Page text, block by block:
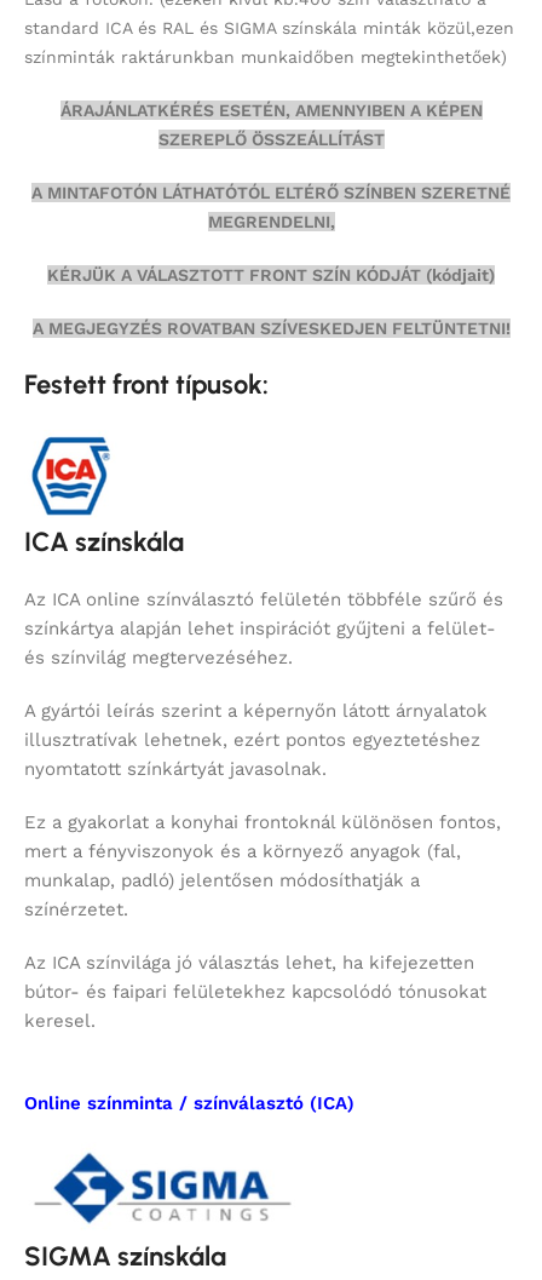
standard ICA és RAL és SIGMA színskála minták közül,ezen
színminták raktárunkban munkaidőben megtekinthetőek)
ÁRAJÁNLATKÉRÉS ESETÉN, AMENNYIBEN A KÉPEN
SZEREPLŐ ÖSSZEÁLLÍTÁST
A MINTAFOTÓN LÁTHATÓTÓL ELTÉRŐ SZÍNBEN SZERETNÉ
MEGRENDELNI,
KÉRJÜK A VÁLASZTOTT FRONT SZÍN KÓDJÁT (kódjait)
A MEGJEGYZÉS ROVATBAN SZÍVESKEDJEN FELTÜNTETNI!
Festett front típusok:
ICA színskála
Az ICA online színválasztó felületén többféle szűrő és
színkártya alapján lehet inspirációt gyűjteni a felület-
és színvilág megtervezéséhez.
A gyártói leírás szerint a képernyőn látott árnyalatok
illusztratívak lehetnek, ezért pontos egyeztetéshez
nyomtatott színkártyát javasolnak.
Ez a gyakorlat a konyhai frontoknál különösen fontos,
mert a fényviszonyok és a környező anyagok (fal,
munkalap, padló) jelentősen módosíthatják a
színérzetet.
Az ICA színvilága jó választás lehet, ha kifejezetten
bútor- és faipari felületekhez kapcsolódó tónusokat
keresel.
Online színminta / színválasztó (ICA)
SIGMA színskála